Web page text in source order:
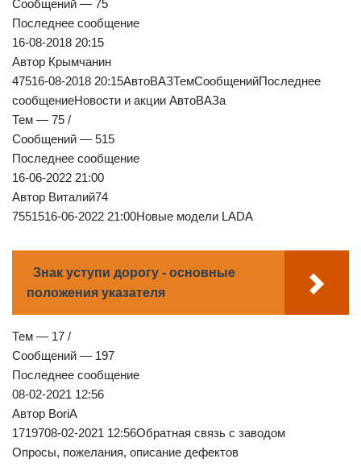
Сообщений — 75
Последнее сообщение
16-08-2018 20:15
Автор Крымчанин
47516-08-2018 20:15АвтоВАЗТемСообщенийПоследнее
сообщениеНовости и акции АвтоВАЗа
Тем — 75 /
Сообщений — 515
Последнее сообщение
16-06-2022 21:00
Автор Виталий74
7551516-06-2022 21:00Новые модели LADA
Знак уступи дорогу - основные
положения указателя
Тем — 17 /
Сообщений — 197
Последнее сообщение
08-02-2021 12:56
Автор BoriA
1719708-02-2021 12:56Обратная связь с заводом
Опросы, пожелания, описание дефектов